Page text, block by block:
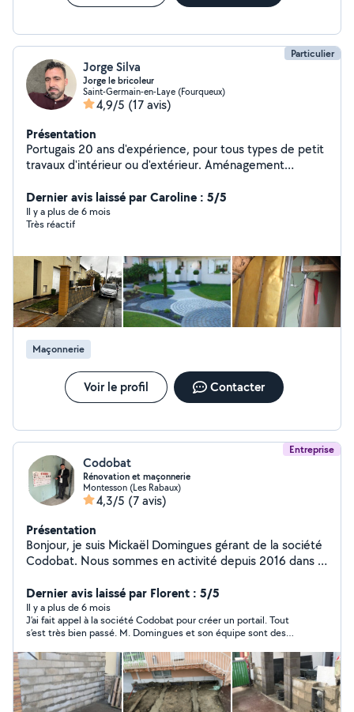
Particulier
Jorge Silva
Jorge le bricoleur
Saint-Germain-en-Laye (Fourqueux)
4,9/5 (17 avis)
Présentation
Portugais 20 ans d'expérience, pour tous types de petit
travaux d'intérieur ou d'extérieur. Aménagement
gravats par camion si besoin Terrassement Divers
services
Dernier avis laissé par Caroline : 5/5
Il y a plus de 6 mois
Très réactif
Maçonnerie
Voir le profil Contacter
Entreprise
Codobat
Rénovation et maçonnerie
Montesson (Les Rabaux)
4,3/5 (7 avis)
Présentation
Bonjour, je suis Mickaël Domingues gérant de la société
Codobat. Nous sommes en activité depuis 2016 dans la
Nous sommes situés à Montesson dans les Yvelines
(78). Nous mettons notre savoir et nos compétences à
votre service. Nos prestations sont assurées et de
bonne qualité. Nous sommes une équipe compétente,
qualifiée et très sérieuse. Nous faisons du vrai travail de
professionnel, avec un très bon rapport qualité/prix.
N'hésitez pas à visiter nos divers réseaux sociaux et
notre site officiel. "Nous construisons vos sourires :)"
Dernier avis laissé par Florent : 5/5
Il y a plus de 6 mois
J’ai fait appel à la société Codobat pour créer un portail. Tout
s’est très bien passé. M. Domingues et son équipe sont des
d’autres travaux.